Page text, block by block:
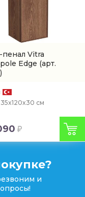
Vitra
Edge (арт.
35x120x30 см
и